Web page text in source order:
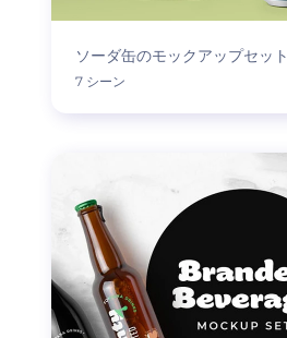
ソーダ缶のモックアップセット
7 シーン